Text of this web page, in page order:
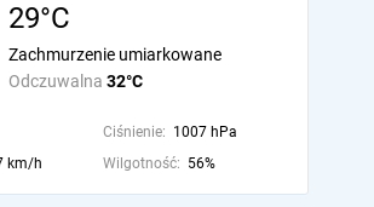
29°C
Odczuwalna 32°C
Zachmurzenie umiarkowane
Ciśnienie: 1007 hPa
km/h Wilgotność: 56%